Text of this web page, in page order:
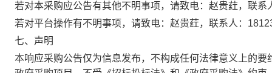
若对本采购应公告有其他不明事项，请致电： 赵贵荭，联系
若对平台操作有不明事项，请致电： 赵贵荭，联系人：
七、声明
本响应采购公告仅为信息发布，不构成任何法律意义上的要